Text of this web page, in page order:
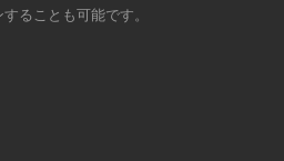
ることも可能です。